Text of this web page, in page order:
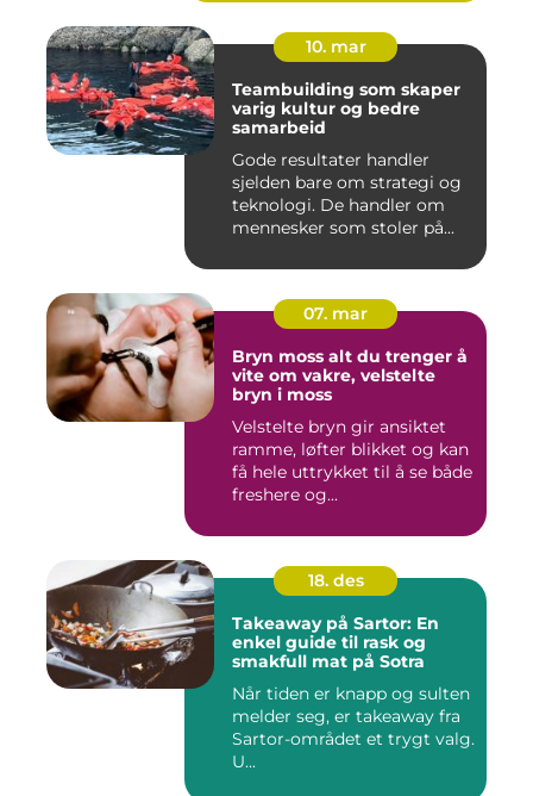
10. mar
Teambuilding som skaper
varig kultur og bedre
samarbeid
Gode resultater handler
sjelden bare om strategi og
teknologi. De handler om
mennesker som stoler på...
07. mar
Bryn moss alt du trenger å
vite om vakre, velstelte
bryn i moss
Velstelte bryn gir ansiktet
ramme, løfter blikket og kan
få hele uttrykket til å se både
freshere og...
18. des
Takeaway på Sartor: En
enkel guide til rask og
smakfull mat på Sotra
Når tiden er knapp og sulten
melder seg, er takeaway fra
Sartor-området et trygt valg.
U...